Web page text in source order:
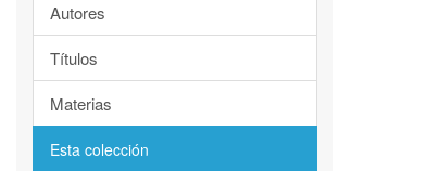
Autores
Títulos
Materias
Esta colección